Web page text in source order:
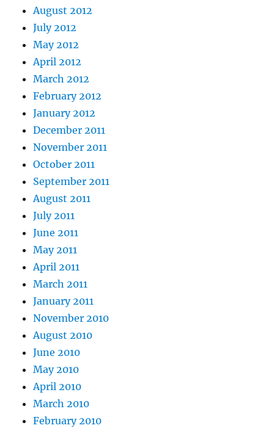
August 2012
July 2012
May 2012
April 2012
March 2012
February 2012
January 2012
December 2011
November 2011
October 2011
September 2011
August 2011
July 2011
June 2011
May 2011
April 2011
March 2011
January 2011
November 2010
August 2010
June 2010
May 2010
April 2010
March 2010
February 2010